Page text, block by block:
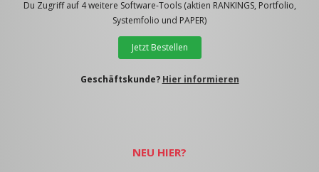
Du Zugriff auf 4 weitere Software-Tools (aktien RANKINGS, Portfolio,
Systemfolio und PAPER)
Jetzt Bestellen
Geschäftskunde? Hier informieren
NEU HIER?